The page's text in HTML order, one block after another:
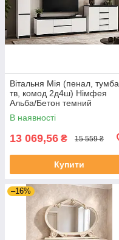
Вітальня Мія (пенал, тумба
тв, комод 2д4ш) Німфея
Альба/Бетон темний
В наявності
13 069,56 ₴ 15 559 ₴
Купити
–16%